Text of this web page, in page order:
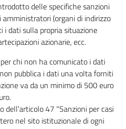
delle specifiche sanzioni
(organi di indirizzo
dati sulla propria situazione
azionarie, ecc.
chi non ha comunicato i dati
pubblica i dati una volta forniti
va da un minimo di 500 euro
dell'articolo 47 "Sanzioni per casi
nel sito istituzionale di ogni